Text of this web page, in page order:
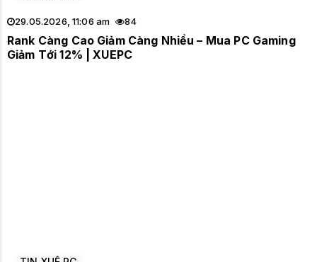
29.05.2026, 11:06 am 84
Rank Càng Cao Giảm Càng Nhiều – Mua PC Gaming
Giảm Tới 12% | XUEPC